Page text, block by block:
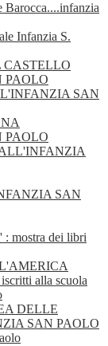
Barocca....infanzia
Infanzia S.
CASTELLO
PAOLO
SAN
PAOLO
SAN
mostra dei libri
alla scuola
DELLE
SAN PAOLO